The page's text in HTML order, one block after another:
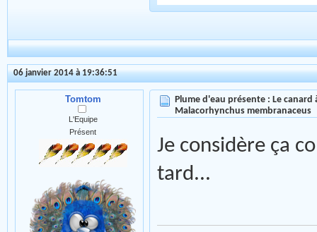
06 janvier 2014 à 19:36:51
Tomtom
L'Equipe
Présent
Plume d'eau présente : Le canard
Malacorhynchus membranaceus
Je considère ça
tard...